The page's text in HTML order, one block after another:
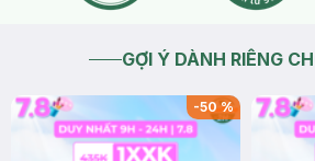
GỢI Ý DÀNH RIÊNG
-50%